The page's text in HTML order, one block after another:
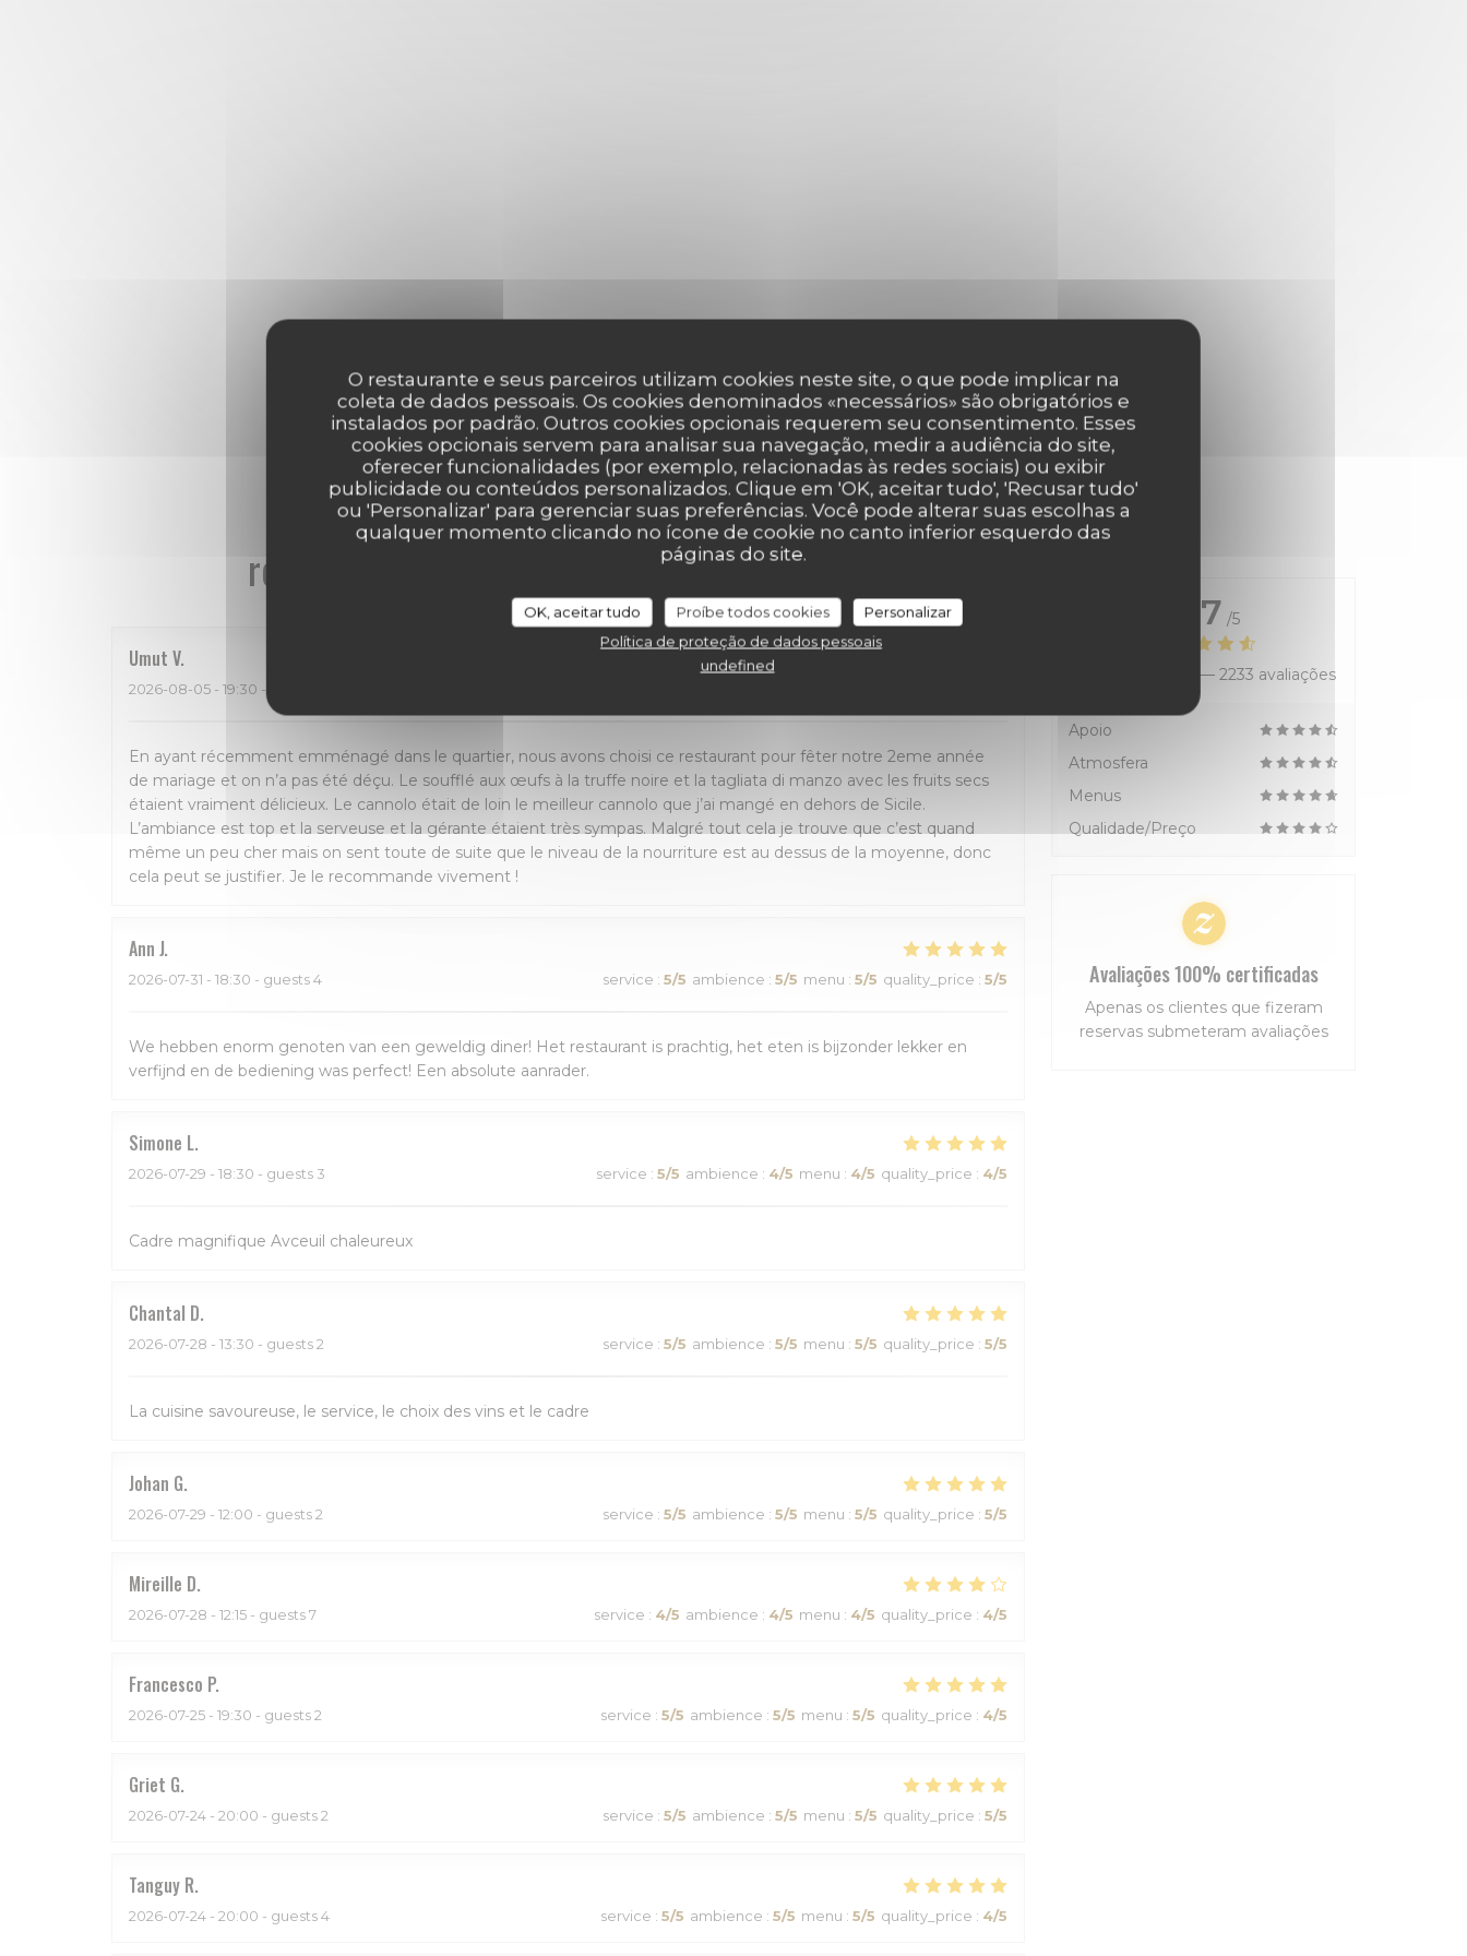
O restaurante e seus parceiros utilizam cookies neste site, o que pode implicar na
coleta de dados pessoais. Os cookies denominados «necessários» são obrigatórios e
instalados por padrão. Outros cookies opcionais requerem seu consentimento. Esses
cookies opcionais servem para analisar sua navegação, medir a audiência do site,
oferecer funcionalidades (por exemplo, relacionadas às redes sociais) ou exibir
publicidade ou conteúdos personalizados. Clique em 'OK, aceitar tudo', 'Recusar tudo'
ou 'Personalizar' para gerenciar suas preferências. Você pode alterar suas escolhas a
qualquer momento clicando no ícone de cookie no canto inferior esquerdo das
páginas do site.
OK, aceitar tudo Proíbe todos cookies
Personalizar
Política de proteção de dados pessoais
undefined
reviews_from_our_clients_following_booking
Umut V
2026-08-05 - 19:30 - guests 2
En ayant récemment emménagé dans le quartier, nous avons choisi ce restaurant pour fêter notre 2eme année
de mariage et on n’a pas été déçu. Le soufflé aux œufs à la truffe noire et la tagliata di manzo avec les fruits secs
étaient vraiment délicieux. Le cannolo était de loin le meilleur cannolo que j’ai mangé en dehors de Sicile.
L’ambiance est top et la serveuse et la gérante étaient très sympas. Malgré tout cela je trouve que c’est quand
même un peu cher mais on sent toute de suite que le niveau de la nourriture est au dessus de la moyenne, donc
cela peut se justifier. Je le recommande vivement !
Ann J
2026-07-31 - 18:30 - guests 4 service : 5/5 ambience : 5/5 menu : 5/5 quality_price : 5/5
We hebben enorm genoten van een geweldig diner! Het restaurant is prachtig, het eten is bijzonder lekker en
verfijnd en de bediening was perfect! Een absolute aanrader.
Simone L
2026-07-29 - 18:30 - guests 3 service : 5/5 ambience : 4/5 menu : 4/5 quality_price : 4/5
Cadre magnifique Avceuil chaleureux
Chantal D
2026-07-28 - 13:30 - guests 2 service : 5/5 ambience : 5/5 menu : 5/5 quality_price : 5/5
La cuisine savoureuse, le service, le choix des vins et le cadre
Johan G
2026-07-29 - 12:00 - guests 2 service : 5/5 ambience : 5/5 menu : 5/5 quality_price : 5/5
Mireille D
2026-07-28 - 12:15 - guests 7 service : 4/5 ambience : 4/5 menu : 4/5 quality_price : 4/5
Francesco P
2026-07-25 - 19:30 - guests 2 service : 5/5 ambience : 5/5 menu : 5/5 quality_price : 4/5
Griet G
2026-07-24 - 20:00 - guests 2 service : 5/5 ambience : 5/5 menu : 5/5 quality_price : 5/5
Tanguy R
2026-07-24 - 20:00 - guests 4 service : 5/5 ambience : 5/5 menu : 5/5 quality_price : 4/5
4.7 /5
Avaliação média — 2233 avaliações
Apoio
Atmosfera
Menus
Qualidade/Preço
Avaliações 100% certificadas
Apenas os clientes que fizeram
reservas submeteram avaliações